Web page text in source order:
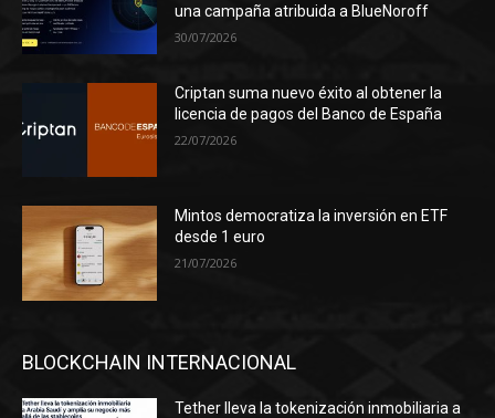
una campaña atribuida a BlueNoroff
30/07/2026
Criptan suma nuevo éxito al obtener la
licencia de pagos del Banco de España
22/07/2026
Mintos democratiza la inversión en ETF
desde 1 euro
21/07/2026
BLOCKCHAIN INTERNACIONAL
Tether lleva la tokenización inmobiliaria a